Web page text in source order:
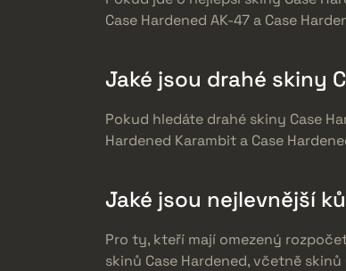
Case Hardened AK-47 a Case
Jaké jsou drahé skiny
Pokud hledáte drahé skiny Case
Hardened Karambit a Case
Jaké jsou nejlevnější
Pro ty, kteří mají omezený
skinů Case Hardened, včetně